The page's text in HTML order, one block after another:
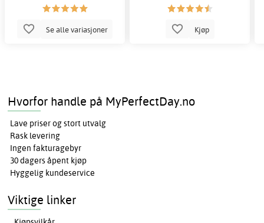
Se alle variasjoner Kjøp
Hvorfor handle på MyPerfectDay.no
Lave priser og stort utvalg
Rask levering
Ingen fakturagebyr
30 dagers åpent kjøp
Hyggelig kundeservice
Viktige linker